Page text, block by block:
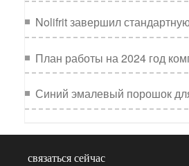
связаться сейчас